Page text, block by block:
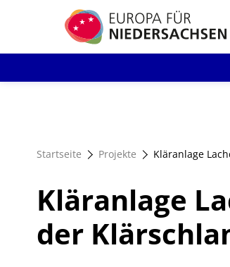
Startseite Projekte Kläranlage
Kläranlage
der